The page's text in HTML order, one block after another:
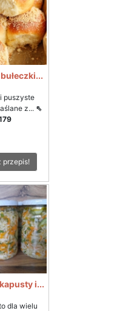
puszyste
z... ⇖
przepis!
i...
dla wielu